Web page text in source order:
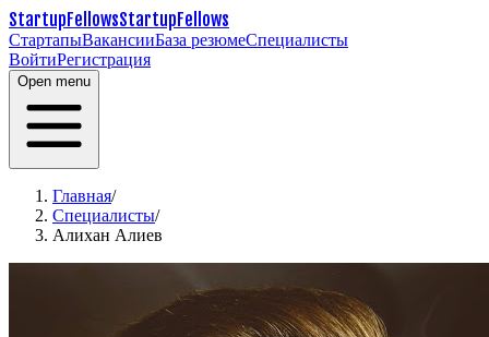
StartupFellowsStartupFellows
СтартапыВакансииБаза резюмеСпециалисты
ВойтиРегистрация
Open menu
Главная/
Специалисты/
Алихан Алиев